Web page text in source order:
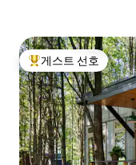
상위 게스트 선호
게스트 선호